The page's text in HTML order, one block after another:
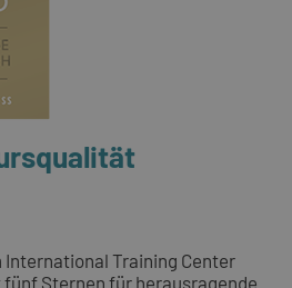
International Training Center
Sternen für herausragende